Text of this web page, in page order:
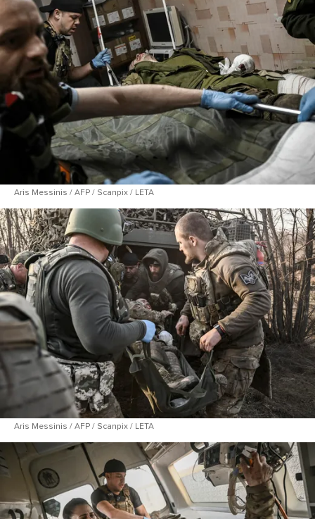
Aris Messinis / AFP / Scanpix / LETA
Aris Messinis / AFP / Scanpix / LETA